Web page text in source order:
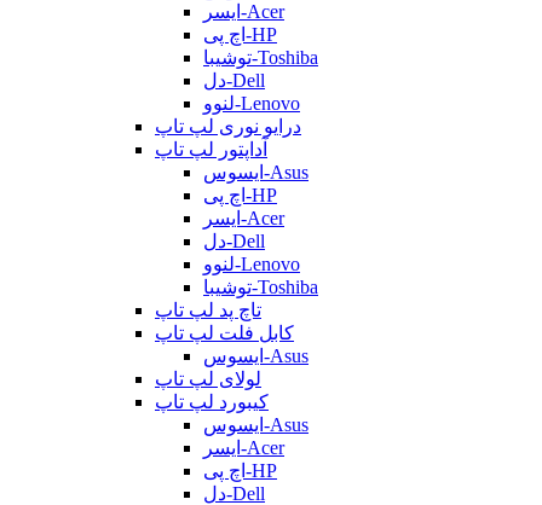
ایسر-Acer
اچ پی-HP
توشیبا-Toshiba
دل-Dell
لنوو-Lenovo
درایو نوری لپ تاپ
آداپتور لپ تاپ
ایسوس-Asus
اچ پی-HP
ایسر-Acer
دل-Dell
لنوو-Lenovo
توشیبا-Toshiba
تاچ پد لپ تاپ
کابل فلت لپ تاپ
ایسوس-Asus
لولای لپ تاپ
کیبورد لپ تاپ
ایسوس-Asus
ایسر-Acer
اچ پی-HP
دل-Dell